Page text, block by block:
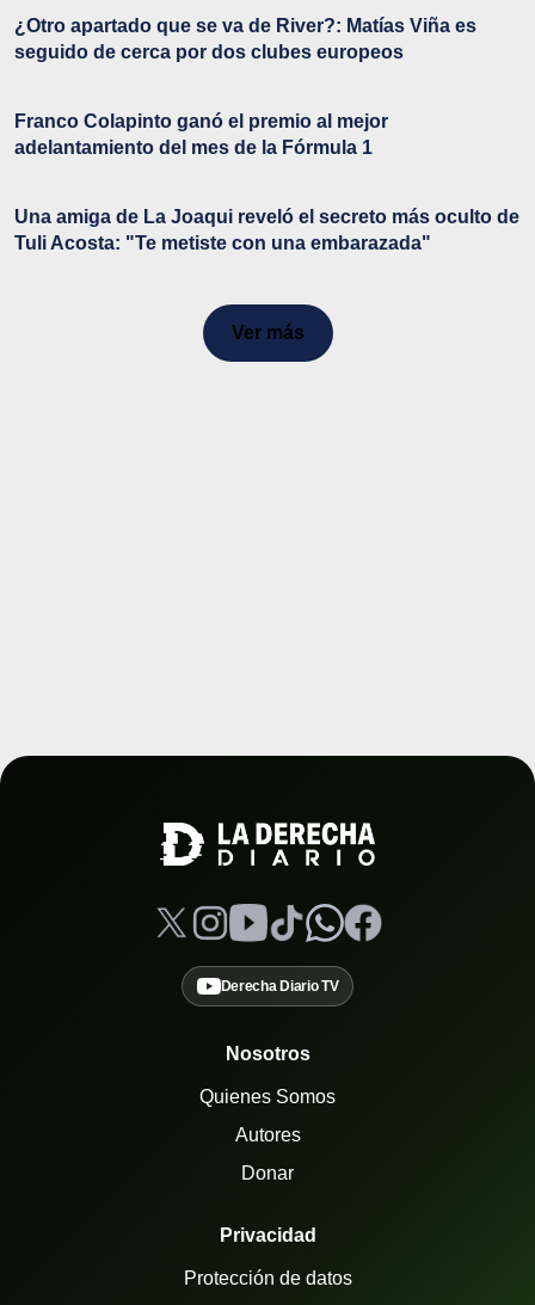
¿Otro apartado que se va de River?: Matías Viña es
seguido de cerca por dos clubes europeos
Franco Colapinto ganó el premio al mejor
adelantamiento del mes de la Fórmula 1
Una amiga de La Joaqui reveló el secreto más oculto de
Tuli Acosta: "Te metiste con una embarazada"
Ver más
Derecha Diario TV
Nosotros
Quienes Somos
Autores
Donar
Privacidad
Protección de datos